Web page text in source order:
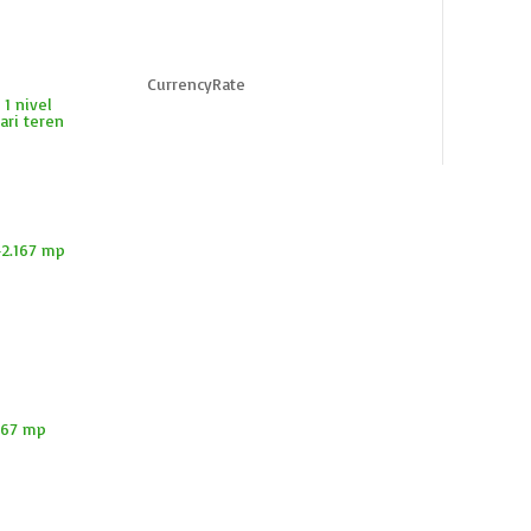
1 nivel
teren
mp
CurrencyRate